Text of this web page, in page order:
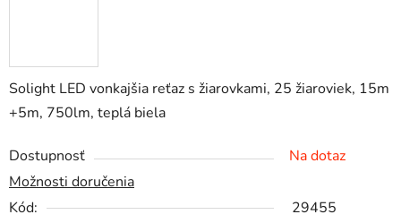
Solight LED vonkajšia reťaz s žiarovkami, 25 žiaroviek, 15m
+5m, 750lm, teplá biela
Dostupnosť
Na dotaz
Možnosti doručenia
Kód:
29455